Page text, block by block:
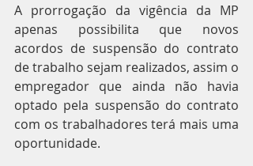
A prorrogação da vigência da MP
apenas possibilita que novos
acordos de suspensão do contrato
de trabalho sejam realizados, assim o
empregador que ainda não havia
optado pela suspensão do contrato
com os trabalhadores terá mais uma
oportunidade.